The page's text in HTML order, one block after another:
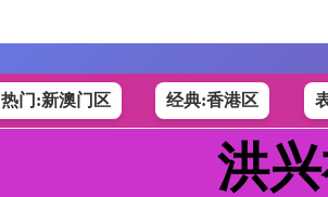
热门:新澳门区 经典:香港区
洪